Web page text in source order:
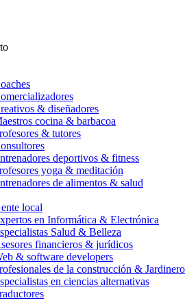
& diseñadores
cocina & barbacoa
& tutores
deportivos & fitness
yoga & meditación
de alimentos & salud
local
en Informática & Electrónica
Salud & Belleza
financieros & jurídicos
& software developers
de la construcción &
en ciencias alternativas